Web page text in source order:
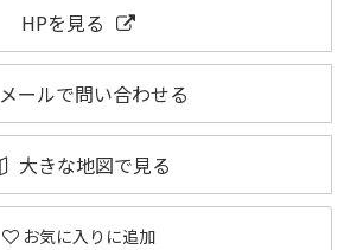
HPを見る
メールで問い合わせる
大きな地図で見る
お気に入りに追加